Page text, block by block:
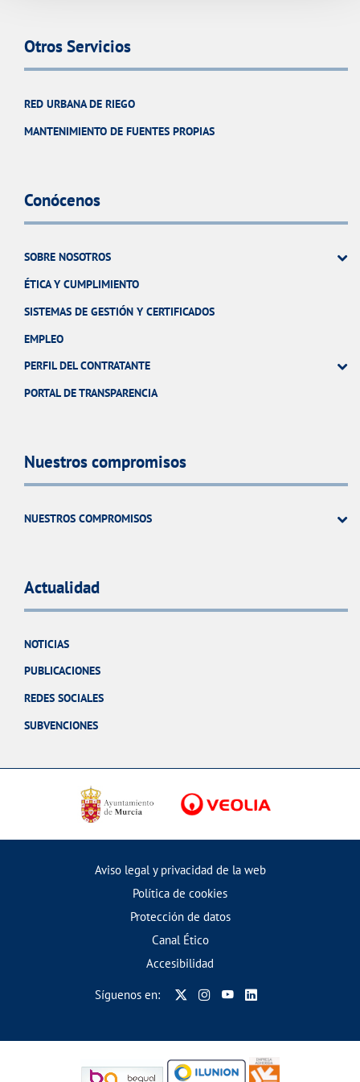
Otros Servicios
RED URBANA DE RIEGO
MANTENIMIENTO DE FUENTES PROPIAS
Conócenos
SOBRE NOSOTROS
ÉTICA Y CUMPLIMIENTO
SISTEMAS DE GESTIÓN Y CERTIFICADOS
EMPLEO
PERFIL DEL CONTRATANTE
PORTAL DE TRANSPARENCIA
Nuestros compromisos
NUESTROS COMPROMISOS
Actualidad
NOTICIAS
PUBLICACIONES
REDES SOCIALES
SUBVENCIONES
Aviso legal y privacidad de la web
Política de cookies
Protección de datos
Canal Ético
Accesibilidad
Síguenos en: